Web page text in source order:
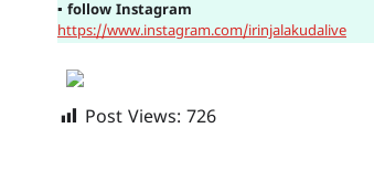
▪ follow Instagram
https://www.instagram.com/irinjalakudalive
Post Views: 726